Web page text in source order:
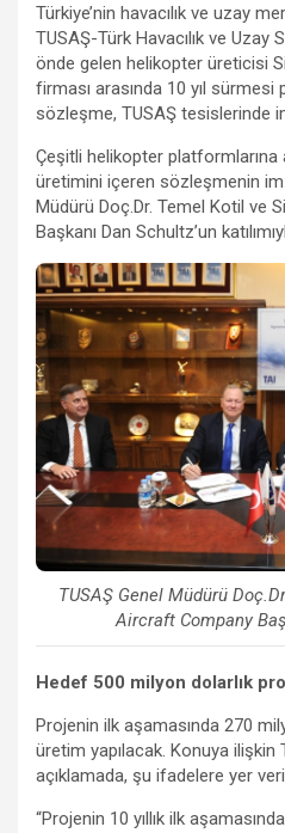
Türkiye’nin havacılık ve uzay
TUSAŞ-Türk Havacılık ve Uzay
önde gelen helikopter üreticisi
firması arasında 10 yıl
sözleşme, TUSAŞ tesislerinde
Çeşitli helikopter platformlarına
üretimini içeren sözleşmenin
Müdürü Doç.Dr. Temel Kotil ve
Başkanı Dan Schultz’un
TUSAŞ Genel Müdürü
Aircraft Company
Hedef 500 milyon dolarlık
Projenin ilk aşamasında 270
üretim yapılacak. Konuya ilişkin
açıklamada, şu ifadelere yer
“Projenin 10 yıllık ilk